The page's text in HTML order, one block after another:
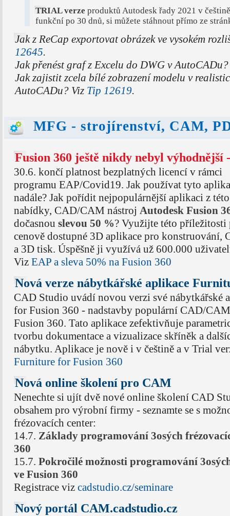
TRIAL verze produktů Autodesk řady 2021 v
funkční po 30 dnů, si můžete stáhnout přímo ze
Jak z ReCap exportovat obrázek ve vysokém
12645.
Jak přenést graf z Excelu do DWG v
Jak zajistit zcela bílé zobrazení modelu v
AutoCADu? Viz Tip 12619.
MFG - strojírenství, CAM,
Fusion 360 ještě nikdy nebyl výhodnější
30.6. končí platnost bezplatných licencí v rámci
programu EAP/Covid19. Jak používat tyto
nadále? Jak pořídit nejpopulárnější aplikaci z této
nabídky, CAD/CAM nástroj Autodesk Fusion
dočasnou slevou 50 %? Využijte této příležitosti
cenově dostupné 3D aplikace pro konstruování,
a 3D tisk. Úspěšně ji využívá už 600.000
Viz EAP a sleva 50% na Fusion 360
Nová verze nábytkářské aplikace
CAD Studio uvádí novou verzi své nábytkářské
for Fusion 360 - nadstavby populární CAD/
Fusion 360. Tato aplikace zefektivňuje
tvorbu dokumentace a vizualizace skříněk a
nábytku. Aplikace je nově i v češtině a v Trial
Furniture for Fusion 360
Nová online školení pro CAM
Nenechte si ujít dvě nové online školení CAD
obsahem pro výrobní firmy - seznamte se s
frézovacích center:
14.7. Základy programování 3osých
360
15.7. Pokročilé možnosti programování
ve Fusion 360
Registrace viz cadstudio.cz/seminare
Nový portál CAM.cadstudio.cz